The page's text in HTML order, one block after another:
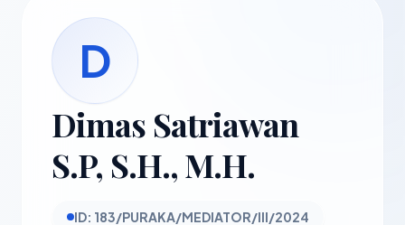
D
Dimas Satriawan
S.P, S.H., M.H.
ID: 183/PURAKA/MEDIATOR/III/2024